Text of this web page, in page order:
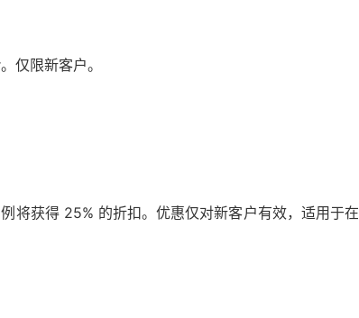
仅限新客户。
将获得 25% 的折扣。优惠仅对新客户有效，适用于在